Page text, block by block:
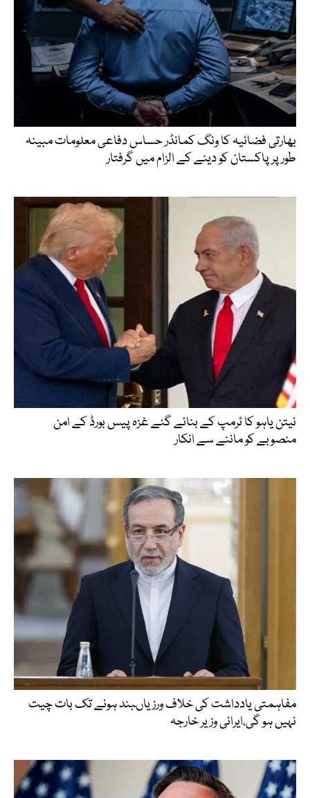
بھارتی فضائیہ کا ونگ کمانڈر حساس دفاعی معلومات مبینہ
طور پر پاکستان کو دینے کے الزام میں گرفتار
نیتن یاہو کا ٹرمپ کے بنائے گئے غزہ پیس بورڈ کے امن
منصوبے کو ماننے سے انکار
مفاہمتی یادداشت کی خلاف ورزیاںبند ہونے تک بات چیت
نہیں ہو گی،ایرانی وزیر خارجہ